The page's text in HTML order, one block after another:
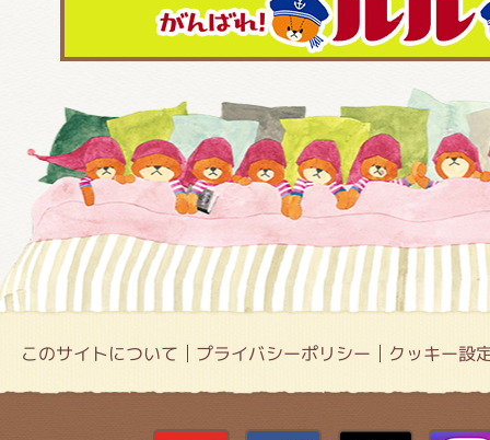
このサイトについて プライバシーポリシー クッキー設